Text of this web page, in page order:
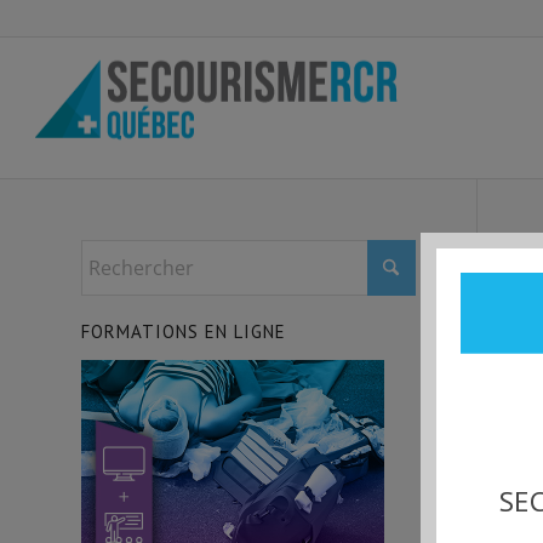
FORMATIONS EN LIGNE